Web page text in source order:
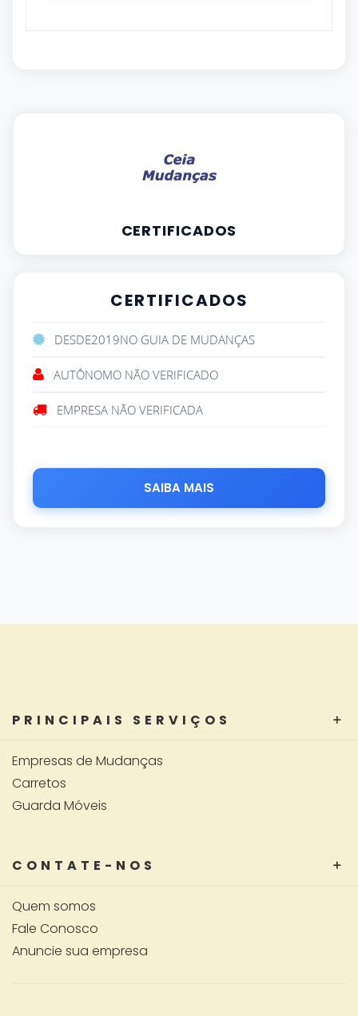
CERTIFICADOS
CERTIFICADOS
DESDE2019NO GUIA DE MUDANÇAS
AUTÔNOMO NÃO VERIFICADO
EMPRESA NÃO VERIFICADA
SAIBA MAIS
PRINCIPAIS SERVIÇOS
Empresas de Mudanças
Carretos
Guarda Móveis
CONTATE-NOS
Quem somos
Fale Conosco
Anuncie sua empresa